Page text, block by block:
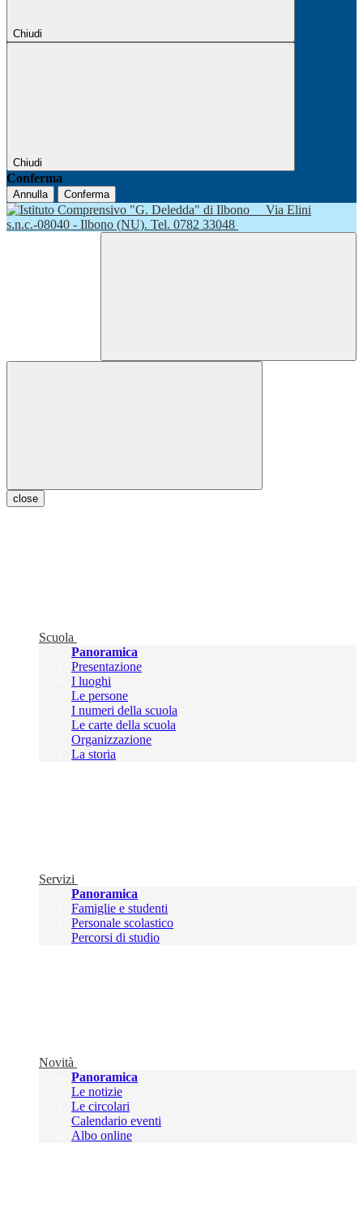
Chiudi
Chiudi
Conferma
Annulla Conferma
Via Elini
s.n.c.-08040 - Ilbono (NU). Tel. 0782 33048
close
Scuola
Panoramica
Presentazione
I luoghi
Le persone
I numeri della scuola
Le carte della scuola
Organizzazione
La storia
Servizi
Panoramica
Famiglie e studenti
Personale scolastico
Percorsi di studio
Novità
Panoramica
Le notizie
Le circolari
Calendario eventi
Albo online